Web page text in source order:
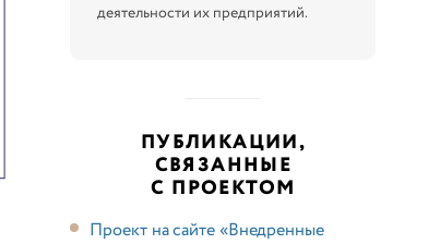
деятельности их предприятий.
ПУБЛИКАЦИИ,
СВЯЗАННЫЕ
С ПРОЕКТОМ
Проект на сайте «Внедренные